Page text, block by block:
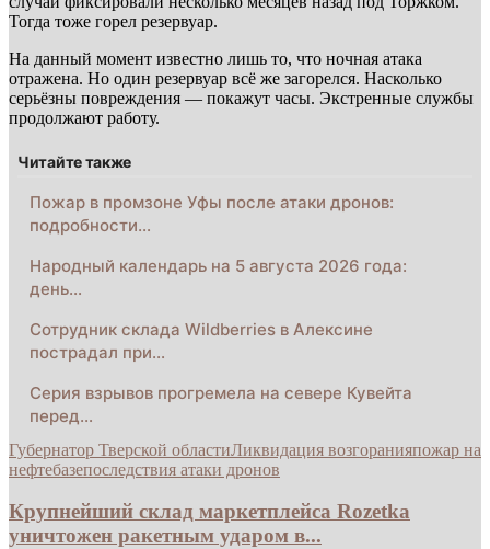
Тогда тоже горел резервуар.
На данный момент известно лишь то, что ночная атака
отражена. Но один резервуар всё же загорелся. Насколько
серьёзны повреждения — покажут часы. Экстренные службы
продолжают работу.
Читайте также
Пожар в промзоне Уфы после атаки дронов:
подробности…
Народный календарь на 5 августа 2026 года:
день…
Сотрудник склада Wildberries в Алексине
пострадал при…
Серия взрывов прогремела на севере Кувейта
перед…
Губернатор Тверской областиЛиквидация возгоранияпожар на
нефтебазепоследствия атаки дронов
Крупнейший склад маркетплейса Rozetka
уничтожен ракетным ударом в...